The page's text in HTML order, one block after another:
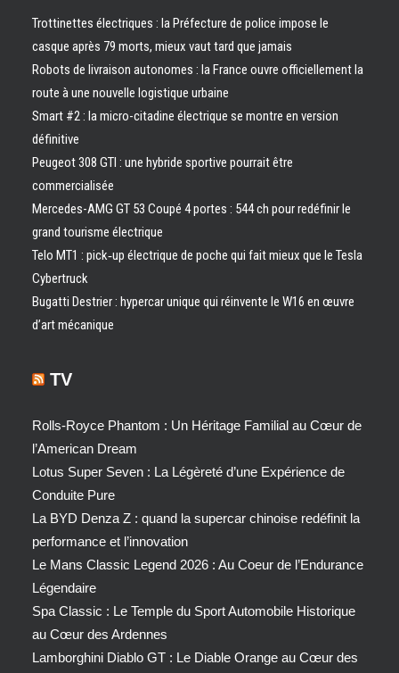
Trottinettes électriques : la Préfecture de police impose le
casque après 79 morts, mieux vaut tard que jamais
Robots de livraison autonomes : la France ouvre officiellement la
route à une nouvelle logistique urbaine
Smart #2 : la micro-citadine électrique se montre en version
définitive
Peugeot 308 GTI : une hybride sportive pourrait être
commercialisée
Mercedes-AMG GT 53 Coupé 4 portes : 544 ch pour redéfinir le
grand tourisme électrique
Telo MT1 : pick‑up électrique de poche qui fait mieux que le Tesla
Cybertruck
Bugatti Destrier : hypercar unique qui réinvente le W16 en œuvre
d’art mécanique
TV
Rolls-Royce Phantom : Un Héritage Familial au Cœur de
l’American Dream
Lotus Super Seven : La Légèreté d’une Expérience de
Conduite Pure
La BYD Denza Z : quand la supercar chinoise redéfinit la
performance et l’innovation
Le Mans Classic Legend 2026 : Au Coeur de l’Endurance
Légendaire
Spa Classic : Le Temple du Sport Automobile Historique
au Cœur des Ardennes
Lamborghini Diablo GT : Le Diable Orange au Cœur des